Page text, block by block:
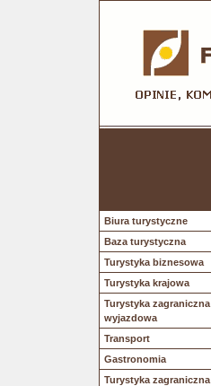
Biura turystyczne
Baza turystyczna
Turystyka biznesowa
Turystyka krajowa
Turystyka zagraniczna
wyjazdowa
Transport
Gastronomia
Turystyka zagraniczna